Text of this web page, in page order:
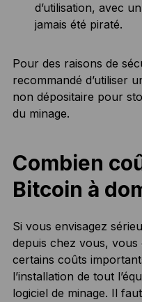
d’utilisation, avec un
jamais été piraté.
Pour des raisons de
recommandé d’utiliser
non dépositaire pour
du minage.
Combien
Bitcoin à
Si vous envisagez
depuis chez vous,
certains coûts
l’installation de tout
logiciel de minage. Il